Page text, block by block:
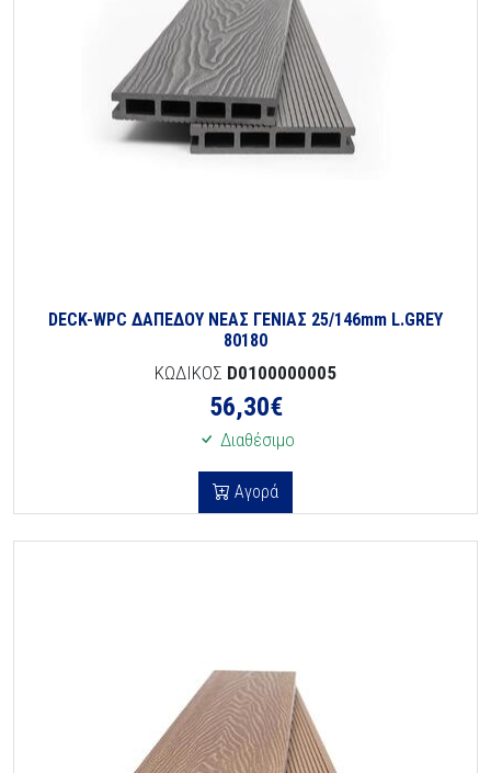
DECK-WPC ΔΑΠΕΔΟΥ ΝΕΑΣ ΓΕΝΙΑΣ 25/146mm L.GREY
80180
ΚΩΔΙΚΟΣ D0100000005
56,30€
Διαθέσιμο
Αγορά